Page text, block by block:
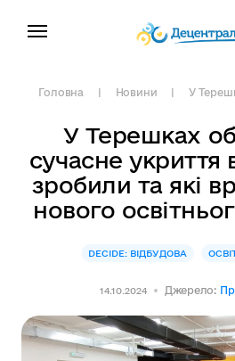
Головна Новини У
У Терешках
сучасне
зробили та які
нового
DECIDE: ВІДБУДОВА
14.10.2024 Джерело: